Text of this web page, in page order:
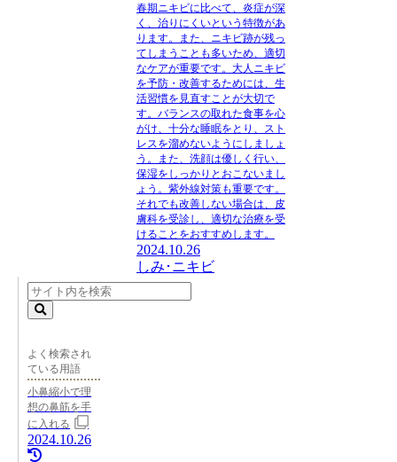
春期ニキビに比べて、炎症が深
く、治りにくいという特徴があ
ります。また、ニキビ跡が残っ
てしまうことも多いため、適切
なケアが重要です。大人ニキビ
を予防・改善するためには、生
活習慣を見直すことが大切で
す。バランスの取れた食事を心
がけ、十分な睡眠をとり、スト
レスを溜めないようにしましょ
う。また、洗顔は優しく行い、
保湿をしっかりとおこないまし
ょう。紫外線対策も重要です。
それでも改善しない場合は、皮
膚科を受診し、適切な治療を受
けることをおすすめします。
2024.10.26
しみ･ニキビ
よく検索され
ている用語
小鼻縮小で理
想の鼻筋を手
に入れる
2024.10.26